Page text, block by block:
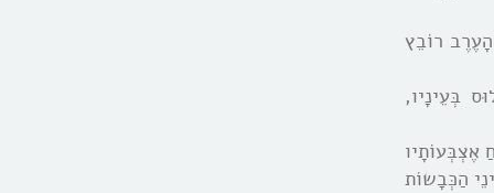
רוֹבֵץ
בְּעֵינָיו,
הַכְּבָשוֹת